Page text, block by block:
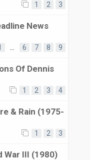
1 2 3
News
6 7 8 9
Of Dennis
1 2 3 4
& Rain (1975-
1 2 3
War III (1980)